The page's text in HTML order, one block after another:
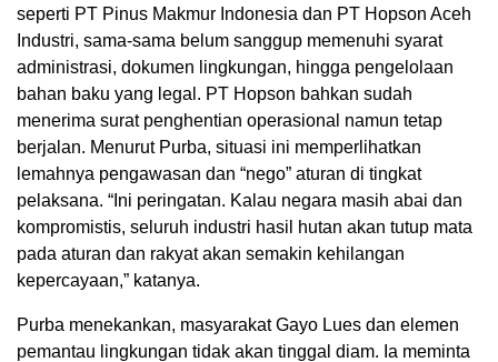
seperti PT Pinus Makmur Indonesia dan PT Hopson Aceh
Industri, sama-sama belum sanggup memenuhi syarat
administrasi, dokumen lingkungan, hingga pengelolaan
bahan baku yang legal. PT Hopson bahkan sudah
menerima surat penghentian operasional namun tetap
berjalan. Menurut Purba, situasi ini memperlihatkan
lemahnya pengawasan dan “nego” aturan di tingkat
pelaksana. “Ini peringatan. Kalau negara masih abai dan
kompromistis, seluruh industri hasil hutan akan tutup mata
pada aturan dan rakyat akan semakin kehilangan
kepercayaan,” katanya.
Purba menekankan, masyarakat Gayo Lues dan elemen
pemantau lingkungan tidak akan tinggal diam. Ia meminta